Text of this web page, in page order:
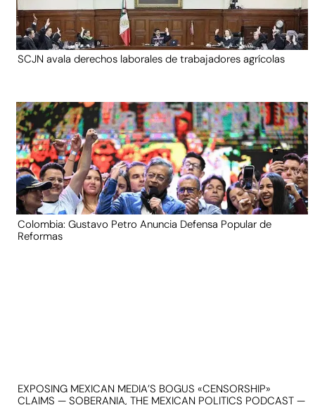
SCJN avala derechos laborales de trabajadores agrícolas
Colombia: Gustavo Petro Anuncia Defensa Popular de
Reformas
EXPOSING MEXICAN MEDIA’S BOGUS «CENSORSHIP»
CLAIMS — SOBERANIA, THE MEXICAN POLITICS PODCAST —